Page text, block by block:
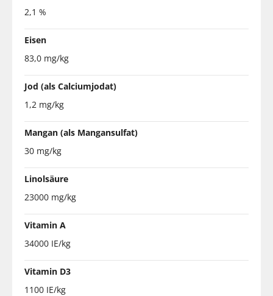
2,1 %
Eisen
83,0 mg/kg
Jod (als Calciumjodat)
1,2 mg/kg
Mangan (als Mangansulfat)
30 mg/kg
Linolsäure
23000 mg/kg
Vitamin A
34000 IE/kg
Vitamin D3
1100 IE/kg